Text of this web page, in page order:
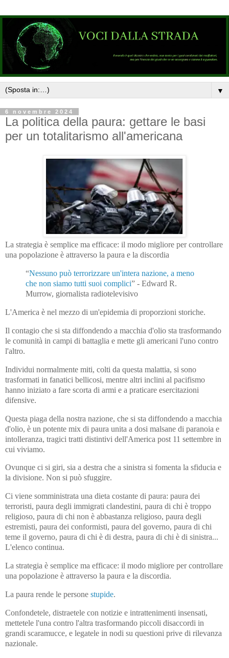
▼
6 novembre 2024
La politica della paura: gettare le basi
per un totalitarismo all'americana
La strategia è semplice ma efficace: il modo migliore per controllare
una popolazione è attraverso la paura e la discordia
“Nessuno può terrorizzare un'intera nazione, a meno
che non siamo tutti suoi complici” - Edward R.
Murrow, giornalista radiotelevisivo
L'America è nel mezzo di un'epidemia di proporzioni storiche.
Il contagio che si sta diffondendo a macchia d'olio sta trasformando
le comunità in campi di battaglia e mette gli americani l'uno contro
l'altro.
Individui normalmente miti, colti da questa malattia, si sono
trasformati in fanatici bellicosi, mentre altri inclini al pacifismo
hanno iniziato a fare scorta di armi e a praticare esercitazioni
difensive.
Questa piaga della nostra nazione, che si sta diffondendo a macchia
d'olio, è un potente mix di paura unita a dosi malsane di paranoia e
intolleranza, tragici tratti distintivi dell'America post 11 settembre in
cui viviamo.
Ovunque ci si giri, sia a destra che a sinistra si fomenta la sfiducia e
la divisione. Non si può sfuggire.
Ci viene somministrata una dieta costante di paura: paura dei
terroristi, paura degli immigrati clandestini, paura di chi è troppo
religioso, paura di chi non è abbastanza religioso, paura degli
estremisti, paura dei conformisti, paura del governo, paura di chi
teme il governo, paura di chi è di destra, paura di chi è di sinistra...
L'elenco continua.
La strategia è semplice ma efficace: il modo migliore per controllare
una popolazione è attraverso la paura e la discordia.
La paura rende le persone stupide.
Confondetele, distraetele con notizie e intrattenimenti insensati,
mettetele l'una contro l'altra trasformando piccoli disaccordi in
grandi scaramucce, e legatele in nodi su questioni prive di rilevanza
nazionale.